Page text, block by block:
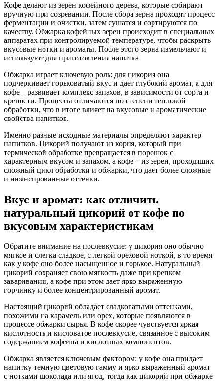
Кофе делают из зерен кофейного дерева, которые собирают
вручную при созревании. После сбора зерна проходят процесс
ферментации и очистки, затем сушатся и сортируются по
качеству. Обжарка кофейных зерен происходит в специальных
аппаратах при контролируемой температуре, чтобы раскрыть
вкусовые нотки и ароматы. После этого зерна измельчают и
используют для приготовления напитка.
Обжарка играет ключевую роль: для цикория она
подчеркивает горьковатый вкус и дает глубокий аромат, а для
кофе – развивает комплекс запахов, в зависимости от сорта и
крепости. Процессы отличаются по степени тепловой
обработки, что в итоге влияет на вкусовые и ароматические
свойства напитков.
Именно разные исходные материалы определяют характер
напитков. Цикорий получают из корня, который при
термической обработке превращается в порошок с
характерным вкусом и запахом, а кофе – из зерен, проходящих
сложный цикл обработки и обжарки, что дает более сложные
и нюансированные оттенки.
Вкус и аромат: как отличить
натуральный цикорий от кофе по
вкусовым характеристикам
Обратите внимание на послевкусие: у цикория оно обычно
мягкое и слегка сладкое, с легкой ореховой ноткой, в то время
как у кофе оно более насыщенное и горькое. Натуральный
цикорий сохраняет свою мягкость даже при крепком
заваривании, а кофе при этом дает ярко выраженную
горчинку и более концентрированный аромат.
Настоящий цикорий обладает сладковатыми оттенками,
похожими на карамель или орех, которые появляются в
процессе обжарки сырья. В кофе скорее чувствуется яркая
кислотность и кисловатое послевкусие, связанное с высоким
содержанием кофеина и кислотных компонентов.
Обжарка является ключевым фактором: у кофе она придает
напитку темную цветовую гамму и ярко выраженный аромат
с нотками шоколада или ягод, тогда как цикорий при обжарке